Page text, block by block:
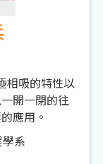
相吸的特性以
開一閉的往
應用。
系